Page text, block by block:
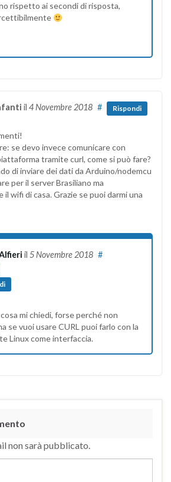
rispetto ai secondi di risposta,
il 4 Novembre 2018 # Rispondi
se devo invece comunicare con
tramite curl, come si può fare?
di inviare dei dati da Arduino/nodemcu
per il server Brasiliano ma
wifi di casa. Grazie se puoi darmi una
il 5 Novembre 2018 #
mi chiedi, forse perché non
se vuoi usare CURL puoi farlo con la
Linux come interfaccia.
non sarà pubblicato.